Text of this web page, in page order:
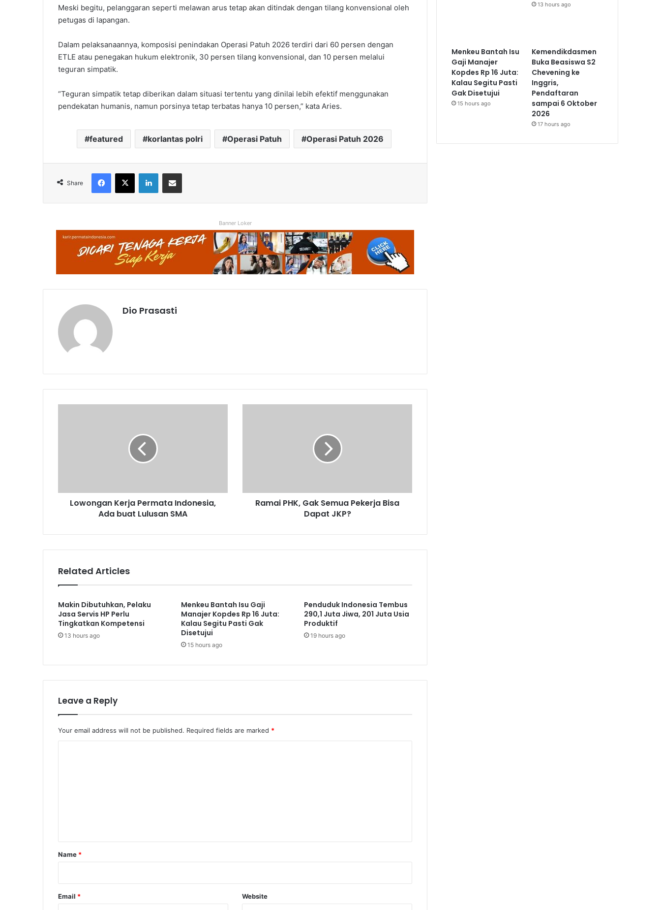
Meski begitu, pelanggaran seperti melawan arus tetap akan ditindak dengan tilang konvensional oleh
petugas di lapangan.
Dalam pelaksanaannya, komposisi penindakan Operasi Patuh 2026 terdiri dari 60 persen dengan
ETLE atau penegakan hukum elektronik, 30 persen tilang konvensional, dan 10 persen melalui
teguran simpatik.
“Teguran simpatik tetap diberikan dalam situasi tertentu yang dinilai lebih efektif menggunakan
pendekatan humanis, namun porsinya tetap terbatas hanya 10 persen,” kata Aries.
featured korlantas polri Operasi Patuh Operasi Patuh 2026
Share
Facebook
X LinkedInShare via Email
Banner Loker
Dio Prasasti
Lowongan Kerja Permata Indonesia,
Ada buat Lulusan SMA
Ramai PHK, Gak Semua Pekerja Bisa
Dapat JKP?
Related Articles
Makin Dibutuhkan, Pelaku
Jasa Servis HP Perlu
Tingkatkan Kompetensi
13 hours ago
Menkeu Bantah Isu Gaji
Manajer Kopdes Rp 16 Juta:
Kalau Segitu Pasti Gak
Disetujui
15 hours ago
Penduduk Indonesia Tembus
290,1 Juta Jiwa, 201 Juta Usia
Produktif
19 hours ago
Leave a Reply
Your email address will not be published. Required fields are marked *
*
Name *
Email * Website
13 hours ago
Menkeu Bantah Isu
Gaji Manajer
Kopdes Rp 16 Juta:
Kalau Segitu Pasti
Gak Disetujui
15 hours ago
Kemendikdasmen
Buka Beasiswa S2
Chevening ke
Inggris,
Pendaftaran
sampai 6 Oktober
2026
17 hours ago